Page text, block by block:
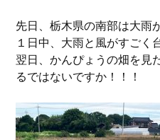
店
先日、栃木県の南部は大雨
１日中、大雨と風がすごく
翌日、かんぴょうの畑を見
るではないですか！！！